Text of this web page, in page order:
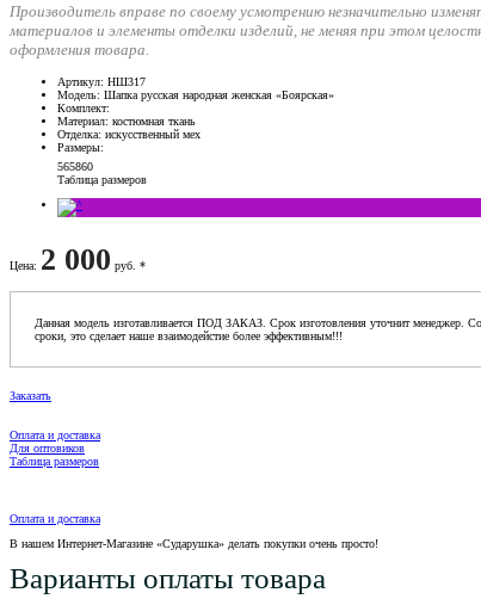
Производитель вправе по своему усмотрению незначительно
материалов и элементы отделки изделий, не меняя при этом
оформления товара.
Артикул: НШ317
Модель: Шапка русская народная женская «Боярская»
Комплект:
Материал: костюмная ткань
Отделка: искусственный мех
Размеры:
565860
Таблица размеров
Цена: 2 000 руб. *
Данная модель изготавливается ПОД ЗАКАЗ. Срок изготовления уточнит менеджер.
сроки, это сделает наше взаимодейстие более эффективным!!!
Заказать
Оплата и доставка
Для оптовиков
Таблица размеров
Оплата и доставка
В нашем Интернет-Магазине «Сударушка» делать покупки очень просто!
Варианты оплаты товара